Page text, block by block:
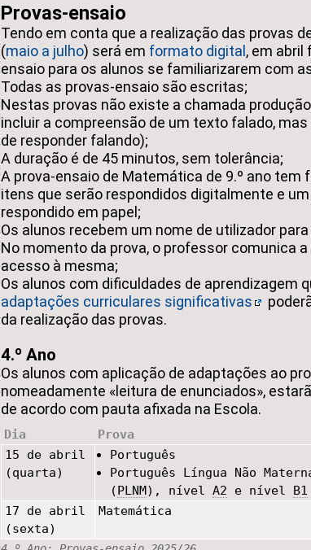
Provas-ensaio
Tendo em conta que a realização das provas
(maio a julho) será em formato digital, em abril
ensaio para os alunos se familiarizarem com
Todas as provas-ensaio são escritas;
Nestas provas não existe a chamada
incluir a compreensão de um texto falado,
de responder falando);
A duração é de 45 minutos, sem tolerância;
A prova-ensaio de Matemática de 9.º ano tem
itens que serão respondidos digitalmente e
respondido em papel;
Os alunos recebem um nome de utilizador
No momento da prova, o professor comunica
acesso à mesma;
Os alunos com dificuldades de aprendizagem
adaptações curriculares significativas
da realização das provas.
4.º Ano
Os alunos com aplicação de adaptações ao
nomeadamente «leitura de enunciados»,
de acordo com pauta afixada na Escola.
Dia Prova
15 de abril
(quarta)
Português
Português Língua Não
(PLNM), nívelA2 e nível B1
17 de abril
(sexta)
Matemática